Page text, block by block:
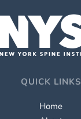
QUICK LINKS
Home